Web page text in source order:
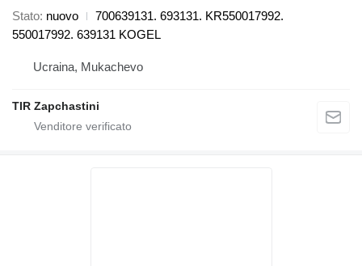
Stato nuovo
700639131. 693131. KR550017992.
550017992. 639131 KOGEL
Ucraina, Mukachevo
TIR Zapchastini